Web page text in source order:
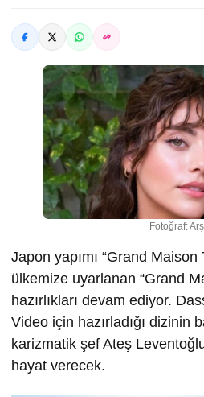
Fotoğraf:
Japon yapımı “Grand
ülkemize uyarlanan “Grand
hazırlıkları devam ediyor.
Video için hazırladığı dizinin
karizmatik şef Ateş
hayat verecek.